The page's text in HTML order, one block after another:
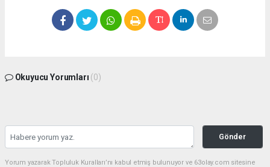
Okuyucu Yorumları (0)
Gönder
Yorum yazarak Topluluk Kuralları’nı kabul etmiş bulunuyor ve 63olay.com sitesine